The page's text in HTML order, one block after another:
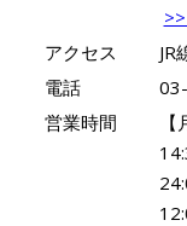
アクセス
JR
電話
営業時間